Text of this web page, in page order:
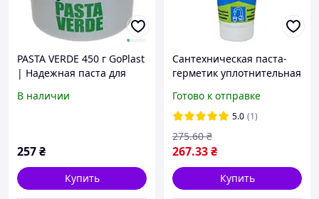
PASTA VERDE 450 г GoPlast
| Надежная паста для
фитингов в
В наличии
257₴
Купить
Сантехническая паста-
герметик уплотнительная
соединений Gebatout 2, в
тюбике 200 г
Готово к отправке
5.0 (1)
267.33₴
275.60 ₴
Купить